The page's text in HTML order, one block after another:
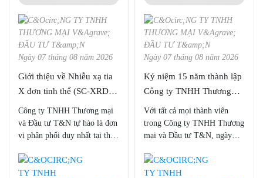
Ngày 07 tháng 08 năm 2026
Giới thiệu về Nhiễu xạ tia
X đơn tinh thể (SC-XRD)
từ Bruker AXS
Công ty TNHH Thương mại
và Đầu tư T&N tự hào là đơn
vị phân phối duy nhất tại thị
phẩm Nhiễu xạ tia X đơn tinh
thể (SC-XRD) từ nhà sản xuất
Ngày 07 tháng 08 năm 2026
Kỷ niệm 15 năm thành lập
Công ty TNHH Thương
mại và Đầu tư T&N
Với tất cả mọi thành viên
trong Công ty TNHH Thương
mại và Đầu tư T&N, ngày
cùng đặc biệt - NGÀY KỶ
NIỆM 15 NĂM THÀNH